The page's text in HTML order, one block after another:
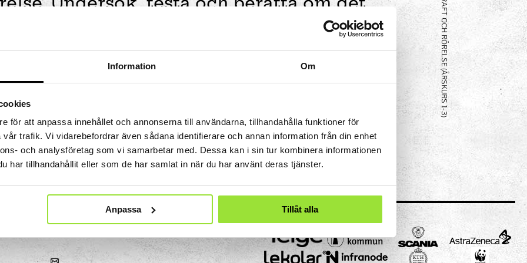
Information Om
för att anpassa innehållet och annonserna till användarna, tillhandahålla funktioner för
trafik. Vi vidarebefordrar även sådana identifierare och annan information från din enhet
och analysföretag som vi samarbetar med. Dessa kan i sin tur kombinera informationen
har tillhandahållit eller som de har samlat in när du har använt deras tjänster.
Anpassa Tillåt alla
Experimentbutiken
Fritidsaktiviteter
Läger
målen
Mindre konferensrum
Medelstora konferensrum
Stora konferensrum
Anpassade skolformer
Partner
Bli partner
Projektpartner
Att vara sponsor
Våra samarbetsområden
Insamlingsstiftelse
Att göra i Stockholm med barn | Tom Tits Experiment